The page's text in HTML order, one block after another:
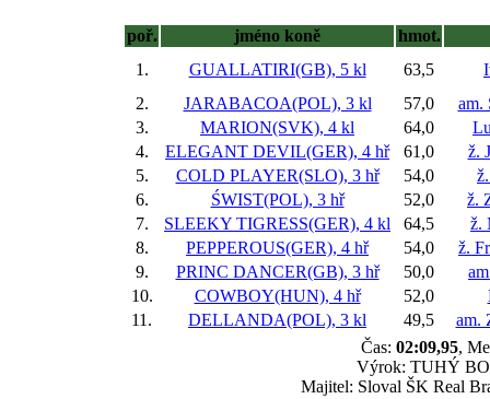
poř. jméno koně
hmot.
1.
GUALLATIRI(GB), 5 kl 63,5
2.
JARABACOA(POL), 3 kl 57,0
am.
3.
MARION(SVK), 4 kl 64,0
4.
ELEGANT DEVIL(GER), 4 hř 61,0
ž.
5.
COLD PLAYER(SLO), 3 hř 54,0
6.
ŚWIST(POL), 3 hř 52,0
ž.
7.
SLEEKY TIGRESS(GER), 4 kl 64,5
ž.
8.
PEPPEROUS(GER), 4 hř 54,0
ž.
9.
PRINC DANCER(GB), 3 hř 50,0
10.
COWBOY(HUN), 4 hř 52,0
11.
DELLANDA(POL), 3 kl 49,5
am.
Čas: 02:09,95,
Výrok: TUHÝ
Majitel: Sloval ŠK Real